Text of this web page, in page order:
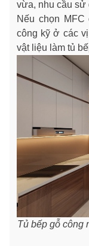
vừa, nhu cầu sử
Nếu chọn
công kỹ ở các
vật liệu làm tủ
Tủ bếp gỗ công